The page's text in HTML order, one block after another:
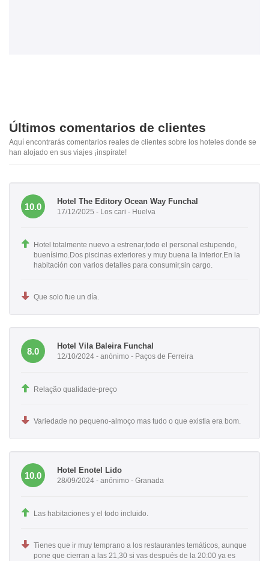
Últimos comentarios de clientes
Aquí encontrarás comentarios reales de clientes sobre los hoteles donde se
han alojado en sus viajes ¡inspírate!
10.0
Hotel The Editory Ocean Way Funchal
17/12/2025 - Los cari - Huelva
Hotel totalmente nuevo a estrenar,todo el personal estupendo,
buenísimo.Dos piscinas exteriores y muy buena la interior.En la
habitación con varios detalles para consumir,sin cargo.
Que solo fue un día.
8.0
Hotel Vila Baleira Funchal
12/10/2024 - anónimo - Paços de Ferreira
Relação qualidade-preço
Variedade no pequeno-almoço mas tudo o que existia era bom.
10.0
Hotel Enotel Lido
28/09/2024 - anónimo - Granada
Las habitaciones y el todo incluido.
Tienes que ir muy temprano a los restaurantes temáticos, aunque
pone que cierran a las 21,30 si vas después de la 20:00 ya es